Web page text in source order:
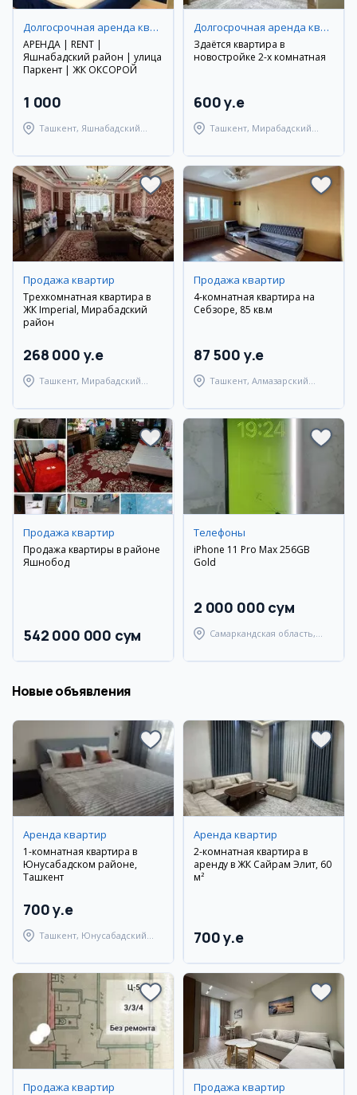
Долгосрочная аренда квартир
АРЕНДА | RENT |
Яшнабадский район | улица
Паркент | ЖК ОКСОРОЙ
1 000
Ташкент, Яшнабадский
Долгосрочная аренда квартир
Здаётся квартира в
новостройке 2-х комнатная
600 y.e
Ташкент, Мирабадский
Продажа квартир
Трехкомнатная квартира в
ЖК Imperial, Мирабадский
район
268 000 y.e
Ташкент, Мирабадский
Продажа квартир
4-комнатная квартира на
Себзоре, 85 кв.м
87 500 y.e
Ташкент, Алмазарский
Продажа квартир
Продажа квартиры в районе
Яшнобод
542 000 000 сум
Телефоны
iPhone 11 Pro Max 256GB
Gold
2 000 000 сум
Самаркандская область,
Новые объявления
Аренда квартир
1-комнатная квартира в
Юнусабадском районе,
Ташкент
700 y.e
Ташкент, Юнусабадский
Аренда квартир
2-комнатная квартира в
аренду в ЖК Сайрам Элит, 60
м²
700 y.e
Продажа квартир Продажа квартир